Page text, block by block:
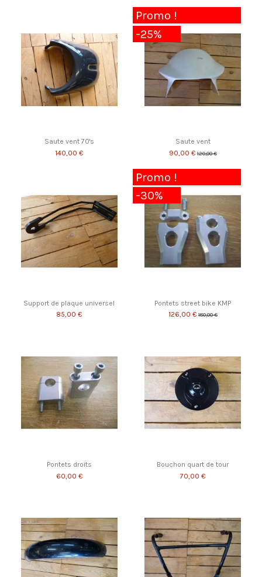
Saute vent 70's
140,00 €
Promo !
-25%
Saute vent
90,00 €120,00 €
Support de plaque universel
85,00 €
Promo !
-30%
Pontets street bike KMP
126,00 €180,00 €
Pontets droits
60,00 €
Bouchon quart de tour
70,00 €